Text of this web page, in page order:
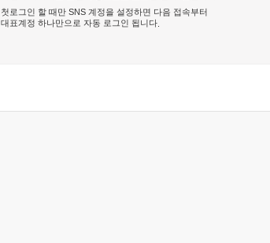
첫로그인 할 때만 SNS 계정을 설정하면 다음 접속부터
대표계정 하나만으로 자동 로그인 됩니다